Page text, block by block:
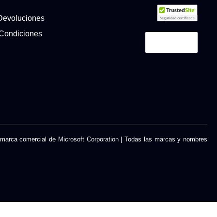
comercial de Microsoft Corporation | Todas las marcas y nombres